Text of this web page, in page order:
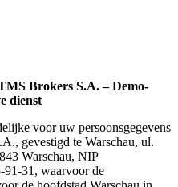
Brokers S.A. – Demo-
dienst
voor uw persoonsgegevens
gevestigd te Warschau, ul.
Warschau, NIP
91-31, waarvoor de